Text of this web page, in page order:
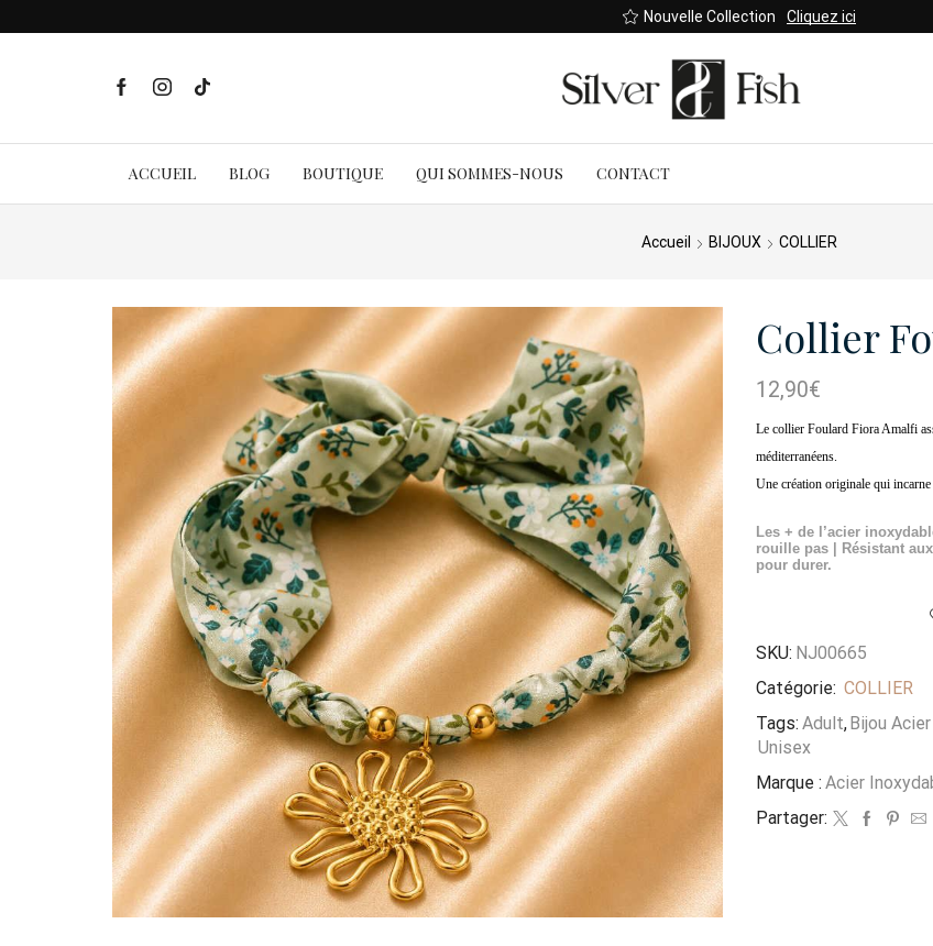
Nouvelle Collection Cliquez ici
ACCUEIL BLOG BOUTIQUE QUI SOMMES-NOUS CONTACT
Accueil BIJOUX COLLIER
Collier
12,90€
Le collier Foulard Fiora Amalfi
méditerranéens.
Une création originale qui
Les + de l’acier
rouille pas | Résistant
pour durer.
SKU: NJ00665
Catégorie: COLLIER
Tags: Adult, Bijou
Unisex
Marque : Acier
Partager: